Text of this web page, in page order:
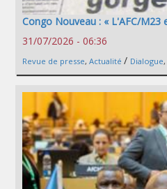
Congo Nouveau : « L'AFC/M23
31/07/2026 - 06:36
Revue de presse, Actualité / Dialogue,